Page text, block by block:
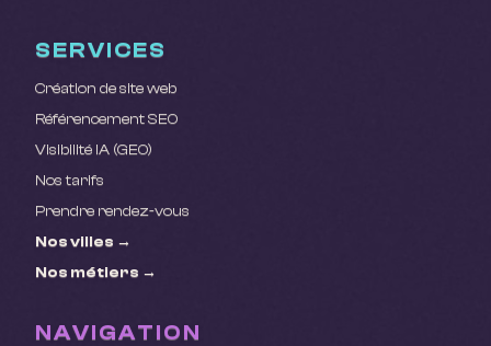
SERVICES
Création de site web
Référencement SEO
Visibilité IA (GEO)
Nos tarifs
Prendre rendez-vous
Nos villes →
Nos métiers →
NAVIGATION